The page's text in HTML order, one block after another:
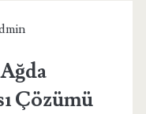
Çözümü